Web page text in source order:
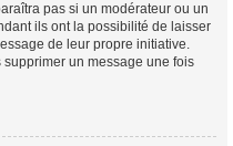
pas si un modérateur ou un
ils ont la possibilité de laisser
de leur propre initiative.
un message une fois